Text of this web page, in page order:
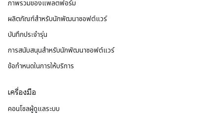
ภาพรวมของแพลตฟอร์ม
ผลิตภัณฑ์สําหรับนักพัฒนาซอฟต์แวร์
บันทึกประจำรุ่น
การสนับสนุนสำหรับนักพัฒนาซอฟต์แวร์
ข้อกำหนดในการให้บริการ
เครื่องมือ
คอนโซลผู้ดูแลระบบ